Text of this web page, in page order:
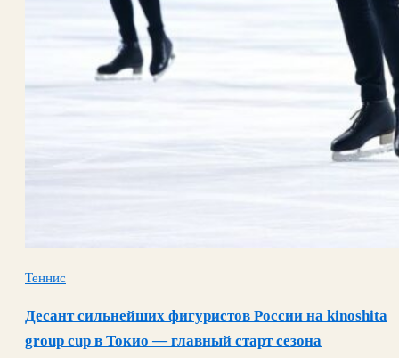
Теннис
Десант сильнейших фигуристов России на kinoshita
group cup в Токио — главный старт сезона